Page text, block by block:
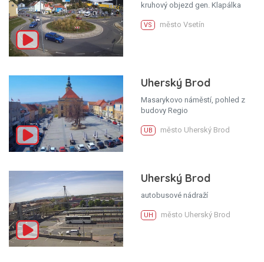
kruhový objezd gen. Klapálka
VS město Vsetín
Uherský Brod
Masarykovo náměstí, pohled z
budovy Regio
UB město Uherský Brod
Uherský Brod
autobusové nádraží
UH město Uherský Brod